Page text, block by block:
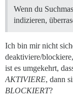
Wenn du
indizieren,
Ich bin mir nicht
deaktiviere/
ist es umgekehrt,
AKTIVIERE, dann
BLOCKIERT?